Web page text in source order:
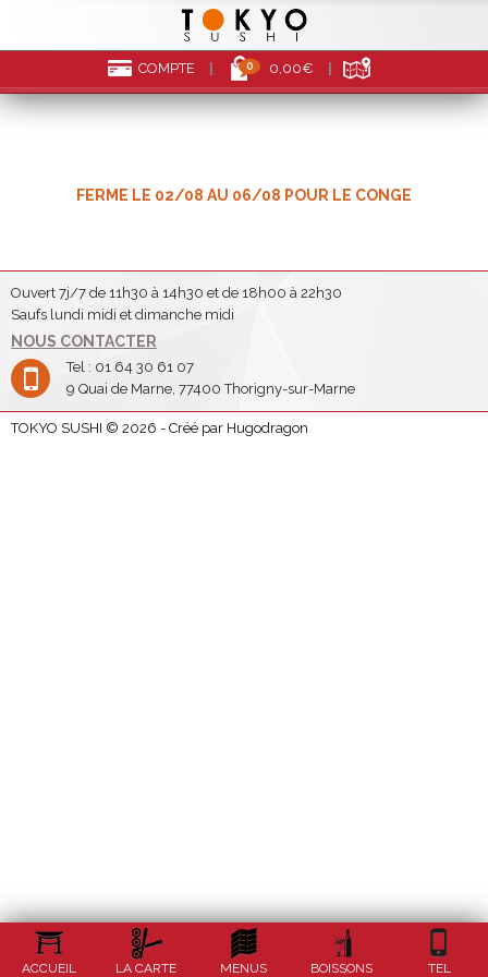
COMPTE 0 0,00€
FERME LE 02/08 AU 06/08 POUR LE CONGE
Ouvert 7j/7 de 11h30 à 14h30 et de 18h00 à 22h30
Saufs lundi midi et dimanche midi
NOUS CONTACTER
Tel : 01 64 30 61 07
9 Quai de Marne, 77400 Thorigny-sur-Marne
TOKYO SUSHI © 2026 - Créé par Hugodragon
ACCUEIL LA CARTE MENUS BOISSONS TEL